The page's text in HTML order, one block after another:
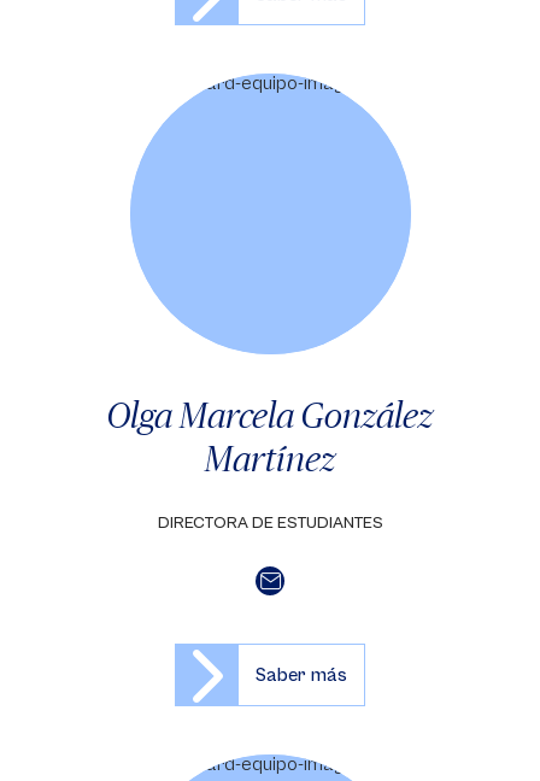
Olga Marcela González
Martínez
DIRECTORA DE ESTUDIANTES
Saber más